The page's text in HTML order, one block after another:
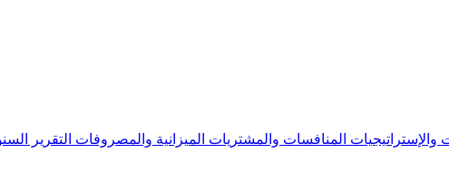
والإستراتيجيات المنافسات والمشتريات الميزانية والمصروفات التقرير